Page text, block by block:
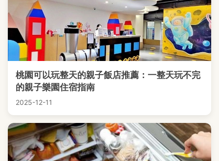
桃園可以玩整天的親子飯店推薦：一整天玩不完
的親子樂園住宿指南
2025-12-11